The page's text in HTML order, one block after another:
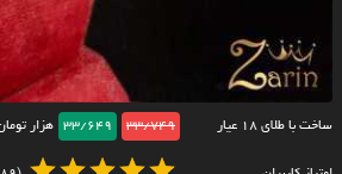
ساخت با طلای ۱۸ عیار 33/749
33/649 هزار